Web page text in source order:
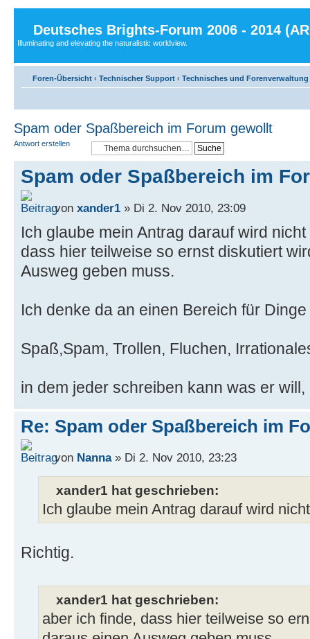
Deutsches Brights-Forum 2006 - 2014
Illuminating and elevating the naturalistic worldview.
Foren-Übersicht ‹ Technischer Support ‹ Technisches und Forenverwaltung
Spam oder Spaßbereich im Forum gewollt
Antwort erstellen
Spam oder Spaßbereich im
von xander1 » Di 2. Nov 2010, 23:09
Ich glaube mein Antrag darauf wird
dass hier teilweise so ernst diskutiert
Ausweg geben muss.
Ich denke da an einen Bereich für
Spaß,Spam, Trollen, Fluchen,
in dem jeder schreiben kann was er will,
Re: Spam oder Spaßbereich im
von Nanna» Di 2. Nov 2010, 23:23
xander1 hat geschrieben:
Ich glaube mein Antrag darauf wird
Richtig.
xander1 hat geschrieben:
aber ich finde, dass hier teilweise so